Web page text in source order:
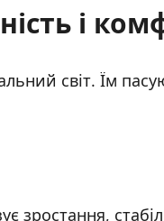
і
світ. Їм